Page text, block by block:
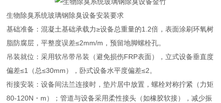
生物除臭系统玻璃钢除臭设备安装要求
基础准备：混凝土基础承载力≥设备总重量的1.2倍，表面涂刷环氧树
脂防腐层，平整度误差≤2mm/m，预留地脚螺栓孔。
吊装就位：采用软吊带吊装（避免损伤FRP表面），立式设备垂直度
偏差≤1（总≤30mm），卧式设备水平度偏差≤2。
衔接安装：设备间法兰连接时，垫片居中放置，螺栓对称拧紧（力矩
80-120N・m）；管道与设备采用柔性接头（如橡胶软接），减少振